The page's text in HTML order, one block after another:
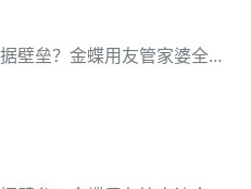
如何打通3000+经销商ERP数据壁垒？金蝶用友管家婆全兼容方案